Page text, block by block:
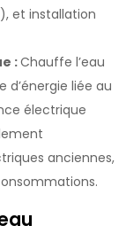
et installation
:Chauffe l’eau
liée au
électrique
anciennes,